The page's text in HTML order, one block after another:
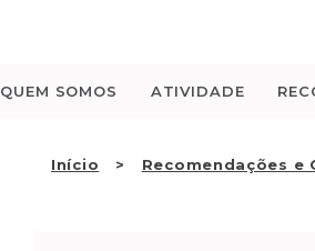
QUEM SOMOS ATIVIDADE
Início Recomendações e